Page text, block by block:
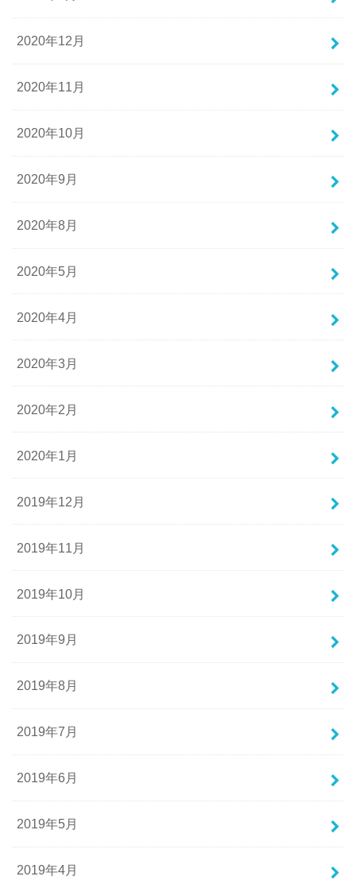
2020年12月
2020年11月
2020年10月
2020年9月
2020年8月
2020年5月
2020年4月
2020年3月
2020年2月
2020年1月
2019年12月
2019年11月
2019年10月
2019年9月
2019年8月
2019年7月
2019年6月
2019年5月
2019年4月